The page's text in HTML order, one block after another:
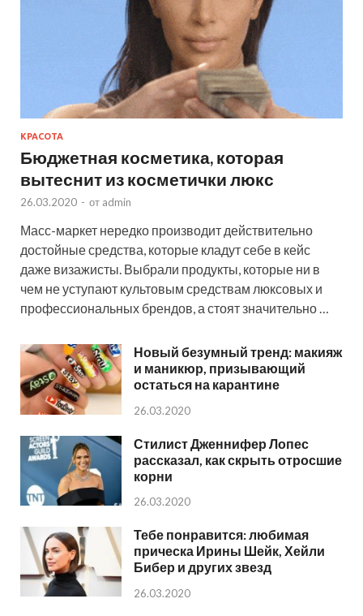
КРАСОТА
Бюджетная косметика, которая
вытеснит из косметички люкс
26.03.2020 - от admin
Масс-маркет нередко производит действительно
достойные средства, которые кладут себе в кейс
даже визажисты. Выбрали продукты, которые ни в
чем не уступают культовым средствам люксовых и
профессиональных брендов, а стоят значительно …
Новый безумный тренд: макияж
и маникюр, призывающий
остаться на карантине
26.03.2020
Стилист Дженнифер Лопес
рассказал, как скрыть отросшие
корни
26.03.2020
Тебе понравится: любимая
прическа Ирины Шейк, Хейли
Бибер и других звезд
26.03.2020